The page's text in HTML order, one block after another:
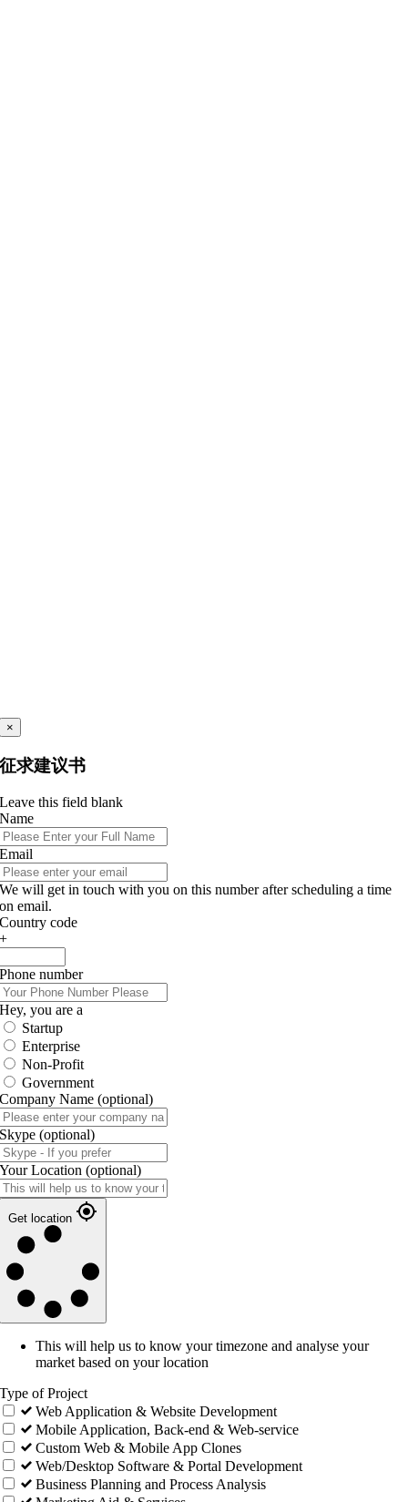
×
征求建议书
Leave this field blank
Name
Email
We will get in touch with you on this number after scheduling a time
on email.
Country code
+
Phone number
Hey, you are a
Startup
Enterprise
Non-Profit
Government
Company Name (optional)
Skype (optional)
Your Location (optional)
Get location
This will help us to know your timezone and analyse your
market based on your location
Type of Project
Web Application & Website Development
Mobile Application, Back-end & Web-service
Custom Web & Mobile App Clones
Web/Desktop Software & Portal Development
Business Planning and Process Analysis